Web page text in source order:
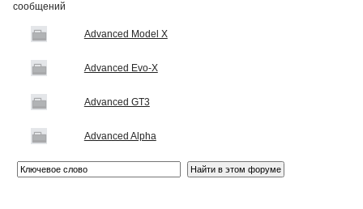
Advanced Model X
Advanced Evo-X
Advanced GT3
Advanced Alpha